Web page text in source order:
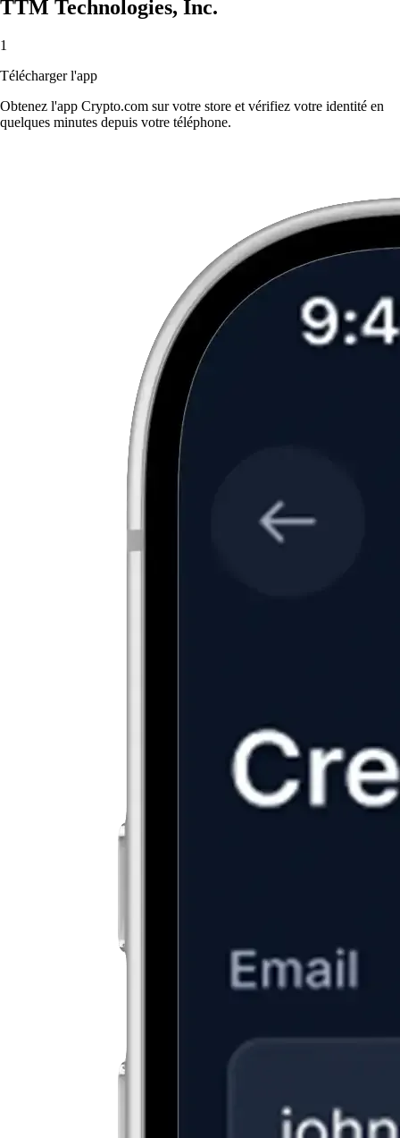
TTM Technologies, Inc.
1
Télécharger l'app
Obtenez l'app Crypto.com sur votre store et vérifiez votre identité en
quelques minutes depuis votre téléphone.